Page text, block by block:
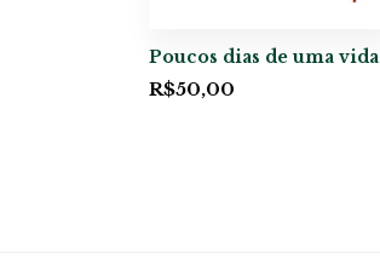
Poucos dias de uma vida
R$50,00